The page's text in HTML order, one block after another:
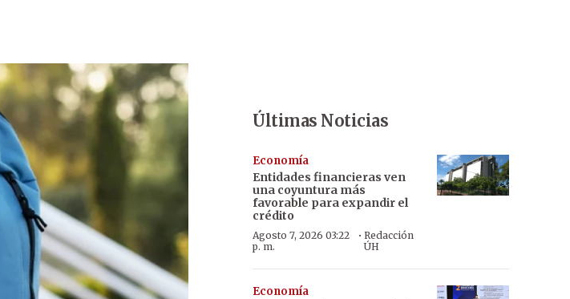
Últimas Noticias
Economía
Entidades financieras ven
una coyuntura más
favorable para expandir el
crédito
Agosto 7, 2026 03:22
p. m.
· Redacción
ÚH
Economía